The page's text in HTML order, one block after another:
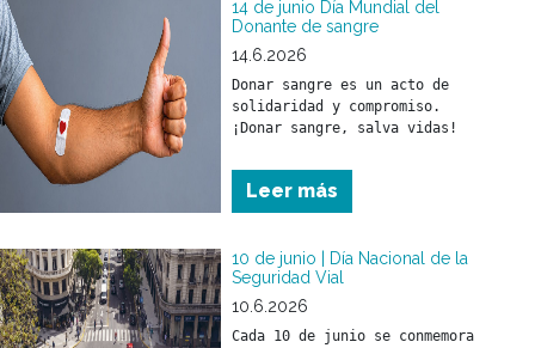
14 de junio Día Mundial del
Donante de sangre
14.6.2026
Donar sangre es un acto de
solidaridad y compromiso.
¡Donar sangre, salva vidas!
Leer más
10 de junio | Día Nacional de la
Seguridad Vial
10.6.2026
Cada 10 de junio se conmemora